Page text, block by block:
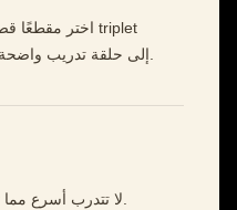
لا تتدرب أسرع مما تستطيع يدك عزفه براحة ونظافة.